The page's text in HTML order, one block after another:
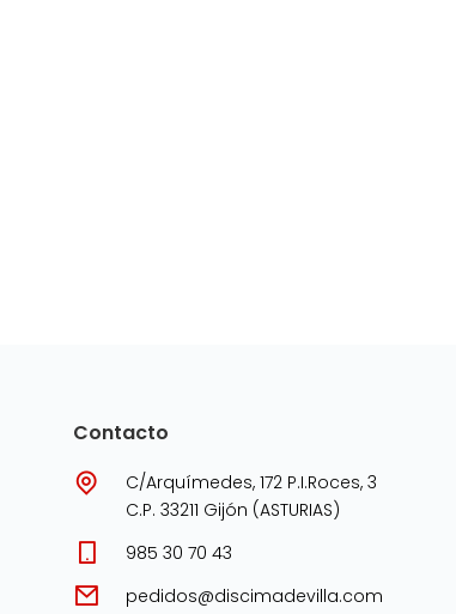
Contacto
C/Arquímedes, 172 P.I.Roces, 3
C.P. 33211 Gijón (ASTURIAS)
985 30 70 43
pedidos@discimadevilla.com